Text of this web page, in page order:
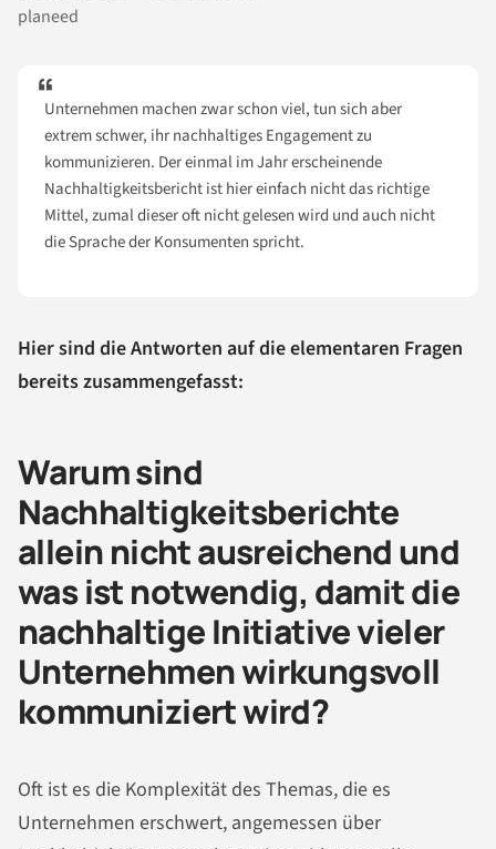
planeed
Unternehmen machen zwar schon viel, tun sich aber
extrem schwer, ihr nachhaltiges Engagement zu
kommunizieren. Der einmal im Jahr erscheinende
Nachhaltigkeitsbericht ist hier einfach nicht das richtige
Mittel, zumal dieser oft nicht gelesen wird und auch nicht
die Sprache der Konsumenten spricht.
Hier sind die Antworten auf die elementaren Fragen
bereits zusammengefasst:
Warum sind
Nachhaltigkeitsberichte
allein nicht ausreichend und
was ist notwendig, damit die
nachhaltige Initiative vieler
Unternehmen wirkungsvoll
kommuniziert wird?
Oft ist es die Komplexität des Themas, die es
Unternehmen erschwert, angemessen über